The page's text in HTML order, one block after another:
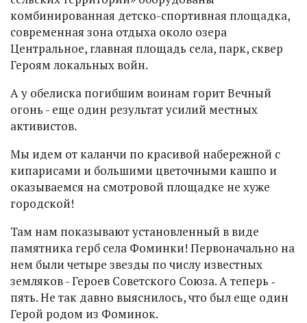
комбинированная детско-спортивная площадка,
современная зона отдыха около озера
Центральное, главная площадь села, парк, сквер
Героям локальных войн.
А у обелиска погибшим воинам горит Вечный
огонь - еще один результат усилий местных
активистов.
Мы идем от каланчи по красивой набережной с
кипарисами и большими цветочными кашпо и
оказываемся на смотровой площадке не хуже
городской!
Там нам показывают установленный в виде
памятника герб села Фоминки! Первоначально на
нем были четыре звезды по числу известных
земляков - Героев Советского Союза. А теперь ‑
пять. Не так давно выяснилось, что был еще один
Герой родом из Фоминок.